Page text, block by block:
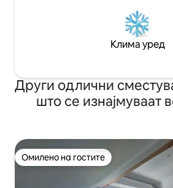
Клима уред
Други одлични
што се изнајмуваат
Омилено на гостите
Омилено на гостите